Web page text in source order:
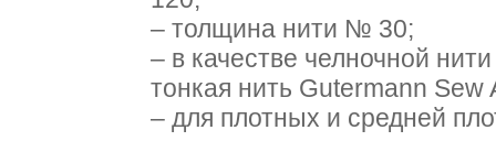
– толщина нити № 30;
– в качестве челночной
тонкая нить Gutermann Sew
– для плотных и средней